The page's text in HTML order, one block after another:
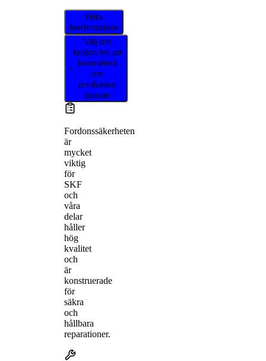
Hitta
återförsäljare
Välj ditt
fordon för att
kontrollera
om
produkten
passar
Fordonssäkerheten
är
mycket
viktig
för
SKF
och
våra
delar
håller
hög
kvalitet
och
är
konstruerade
för
säkra
och
hållbara
reparationer.